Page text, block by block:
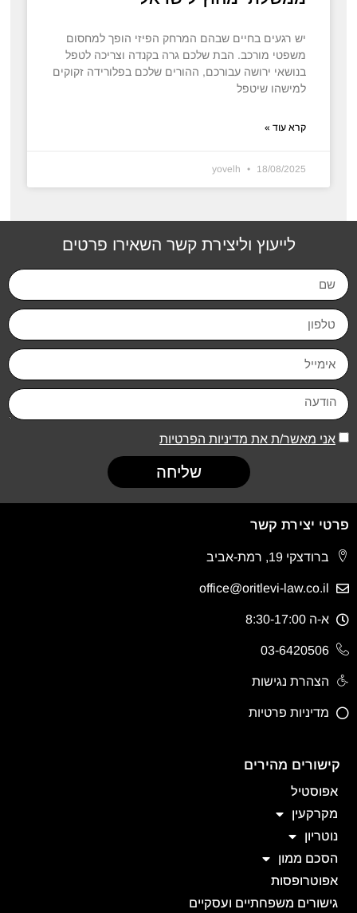
יש רגעים בחיים שבהם המרחק הפיזי הופך למחסום
משפטי מורכב. הבת שלכם גרה בקנדה וצריכה לטפל
בנושאי ירושה עבורכם, ההורים שלכם בפלורידה זקוקים
למישהו שיטפל
קרא עוד »
yovelh 18/08/2025
לייעוץ וליצירת קשר השאירו פרטים
אני מאשר/ת את מדיניות הפרטיות
שליחה
קישורים מהירים
אפוסטיל
מקרקעין
נוטריון
הסכם ממון
אפוטרופסות
גישורים משפחתיים ועסקיים
פרטי יצירת קשר
ברודצקי 19, רמת-אביב
office@oritlevi-law.co.il
א-ה 8:30-17:00
03-6420506
הצהרת נגישות
מדיניות פרטיות